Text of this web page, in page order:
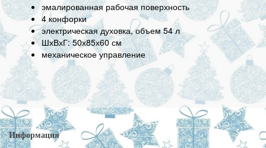
эмалированная рабочая поверхность
4 конфорки
электрическая духовка, объем 54 л
ШхВхГ: 50х85х60 см
механическое управление
Информация